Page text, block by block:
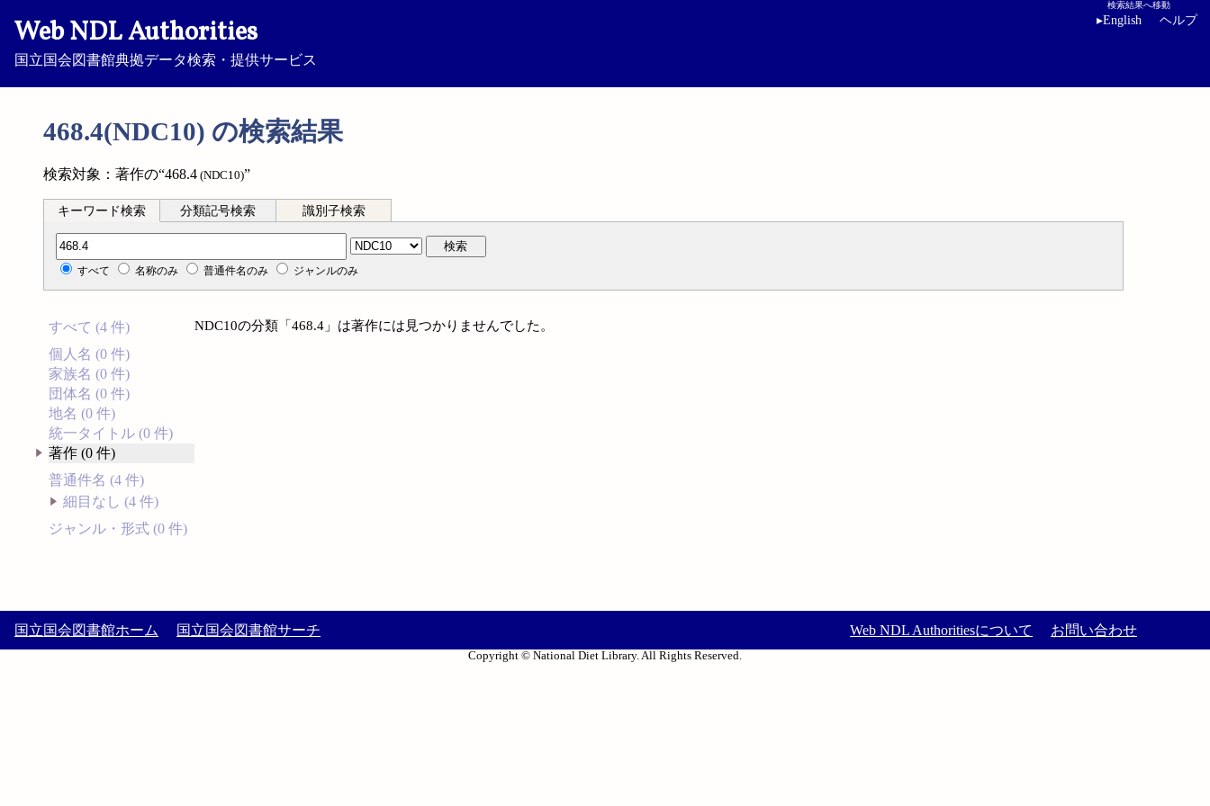
Web NDL Authorities
国立国会図書館典拠データ検索・提供サービス
検索結果へ移動
▸English ヘルプ
468.4(NDC10) の検索結果
検索対象：著作の“468.4 (NDC10)”
キーワード検索 分類記号検索 識別子検索
分類記号検索 検索
すべて 名称のみ 普通件名のみ ジャンルのみ
すべて (4 件)
個人名 (0 件)
家族名 (0 件)
団体名 (0 件)
地名 (0 件)
統一タイトル (0 件)
著作 (0 件)
普通件名 (4 件)
細目なし (4 件)
ジャンル・形式 (0 件)
NDC10の分類「468.4」は著作には見つかりませんでした。
国立国会図書館ホーム 国立国会図書館サーチ Web NDL Authoritiesについて お問い合わせ
Copyright © National Diet Library. All Rights Reserved.